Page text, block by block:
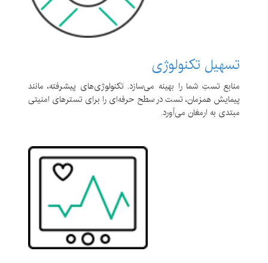
تسهیل تکنولوژی
منابع تستِ شما را بهینه می‌سازد. تکنولوژی‌های پیشرفته، مانند
پیمایش همزمان، تست در سطح حرفه‌ای را برای تسترهای امنیتی
مبتدی به ارمغان می‌آورد.